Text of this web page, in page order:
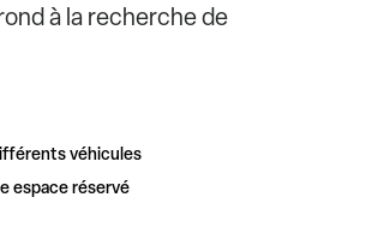
à la recherche de
véhicules
espace réservé